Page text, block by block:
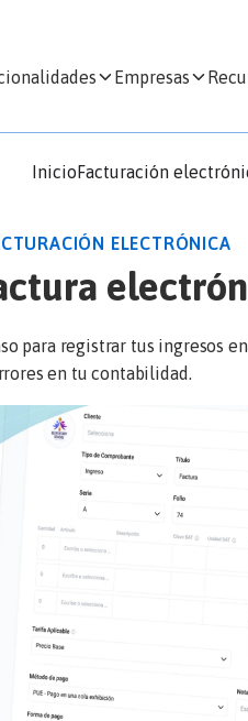
Empresas
Inicio Facturación
ELECTRÓNICA
para registrar tus ingresos
en tu contabilidad.